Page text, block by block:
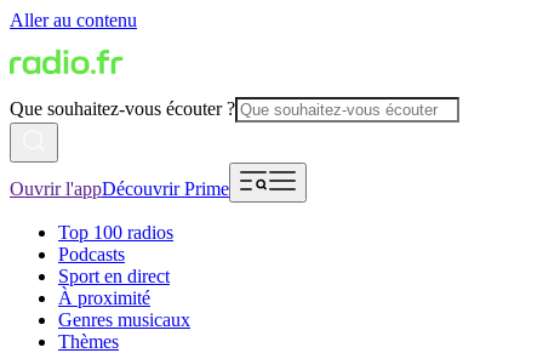
Aller au contenu
Que souhaitez-vous écouter ?
Ouvrir l'appDécouvrir Prime
Top 100 radios
Podcasts
Sport en direct
À proximité
Genres musicaux
Thèmes